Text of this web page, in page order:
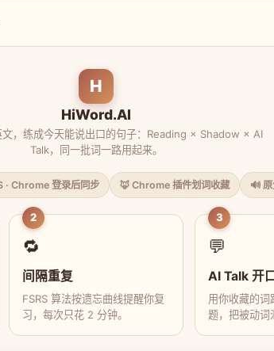
H
HiWord.AI
文，练成今天能说出口的句子：Reading × Shadow × AI
Talk，同一批词一路用起来。
· Chrome 登录后同步 🦊 Chrome 插件划词收藏 🔊
2
🔁
间隔重复
FSRS 算法按遗忘曲线提醒你复
习，每次只花 2 分钟。
3
💬
AI Talk 开
用你收藏的词
题，把被动词